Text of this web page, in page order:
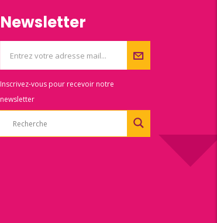
Newsletter
Inscrivez-vous pour recevoir notre
newsletter